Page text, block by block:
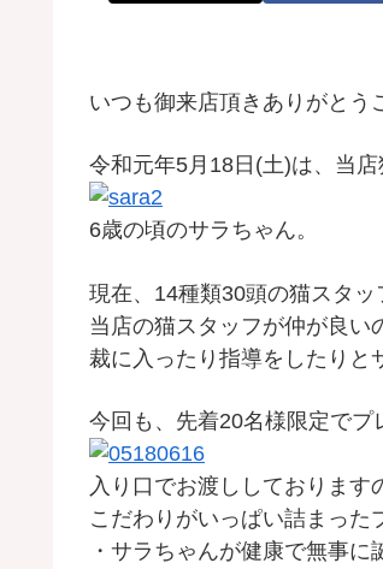
いつも御来店頂きありがとう
令和元年5月18日(土)は、当
6歳の頃のサラちゃん。
現在、14種類30頭の猫スタッ
当店の猫スタッフが仲が良い
裁に入ったり指導をしたりと
今回も、先着20名様限定でプ
入り口でお渡ししております
こだわりがいっぱい詰まった
・サラちゃんが健康で無事に